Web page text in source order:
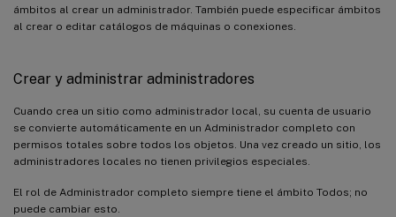
ámbitos al crear un administrador. También puede especificar ámbitos
al crear o editar catálogos de máquinas o conexiones.
Crear y administrar administradores
Cuando crea un sitio como administrador local, su cuenta de usuario
se convierte automáticamente en un Administrador completo con
permisos totales sobre todos los objetos. Una vez creado un sitio, los
administradores locales no tienen privilegios especiales.
El rol de Administrador completo siempre tiene el ámbito Todos; no
puede cambiar esto.